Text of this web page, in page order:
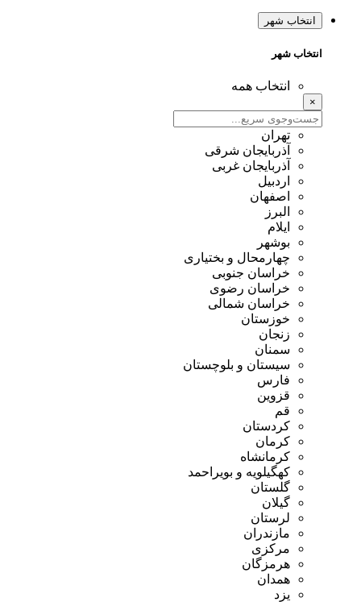
انتخاب شهر
انتخاب شهر
انتخاب همه
×
تهران
آذربایجان شرقی
آذربایجان غربی
اردبیل
اصفهان
البرز
ایلام
بوشهر
چهارمحال و بختیاری
خراسان جنوبی
خراسان رضوی
خراسان شمالی
خوزستان
زنجان
سمنان
سیستان و بلوچستان
فارس
قزوین
قم
کردستان
کرمان
کرمانشاه
کهگیلویه و بویراحمد
گلستان
گیلان
لرستان
مازندران
مرکزی
هرمزگان
همدان
یزد